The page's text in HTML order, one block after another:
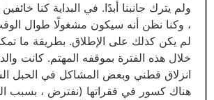
ولم يترك جانبنا أبدًا. في البداية كنا
، وكنا نظن أنه سيكون مشغولًا طوال
لم يكن كذلك على الإطلاق. بطريقة ما
خلال هذه الفترة بموقفه المهتم. كانت
انزلاق قطني وبعض المشاكل في الحبل
هناك كسور في فقراتها (نفترض ، بسبب